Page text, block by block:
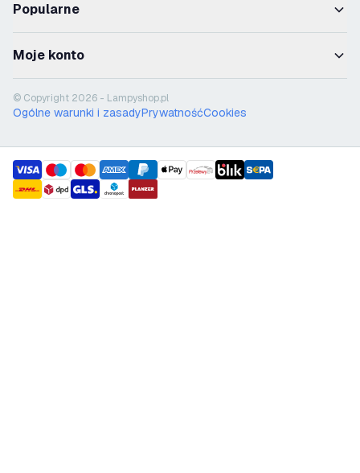
Popularne
Moje konto
© Copyright 2026 - Lampyshop.pl
Ogólne warunki i zasadyPrywatnośćCookies
payment methods
shipment methods